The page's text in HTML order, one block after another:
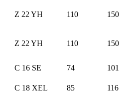
Z 22 YH 110 150
Z 22 YH 110 150
C 16 SE 74
101
C 18 XEL 85
116